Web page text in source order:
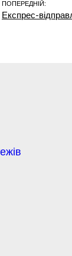
ПОПЕРЕДНІЙ:
Експрес-